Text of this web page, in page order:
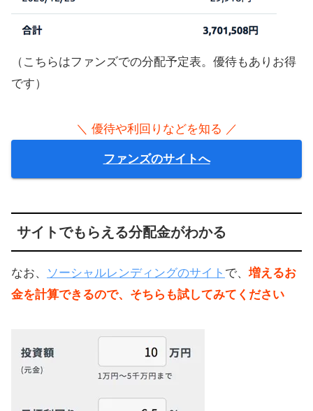
（こちらはファンズでの分配予定表。優待もありお得
です）
＼ 優待や利回りなどを知る ／
ファンズのサイトへ
サイトでもらえる分配金がわかる
なお、 ソーシャルレンディングのサイト で、 増えるお
金を計算できるので、そちらも試してみてください